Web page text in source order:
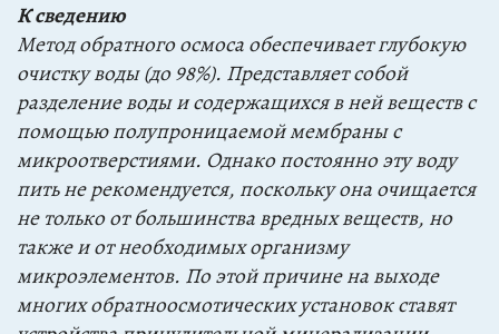
К сведению
Метод обратного осмоса обеспечивает глубокую
очистку воды (до 98%). Представляет собой
разделение воды и содержащихся в ней веществ с
помощью полупроницаемой мембраны с
микроотверстиями. Однако постоянно эту воду
пить не рекомендуется, поскольку она очищается
не только от большинства вредных веществ, но
также и от необходимых организму
микроэлементов. По этой причине на выходе
многих обратноосмотических установок ставят